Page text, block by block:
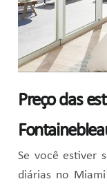
Preço das
Se você estiver
diárias no